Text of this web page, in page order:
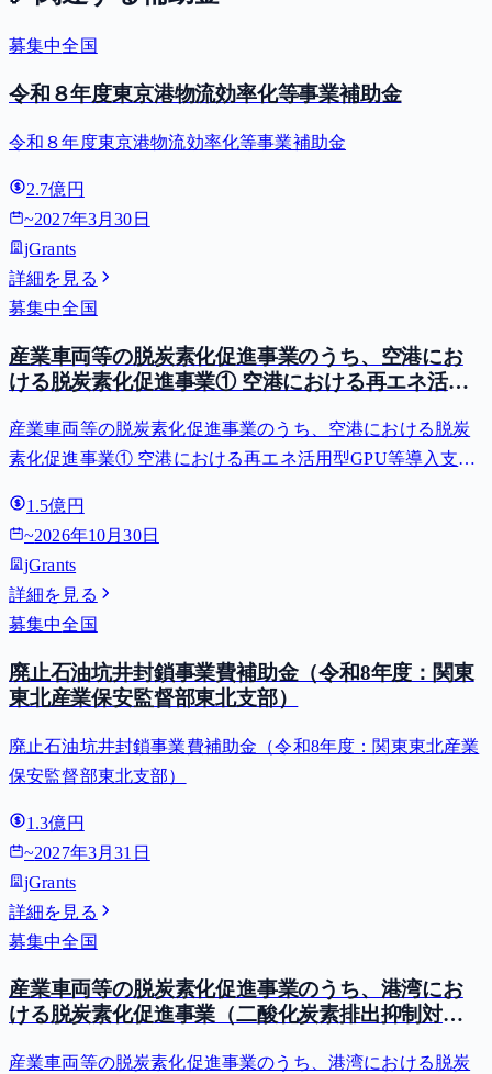
募集中全国
令和８年度東京港物流効率化等事業補助金
令和８年度東京港物流効率化等事業補助金
2.7億円
~2027年3月30日
jGrants
詳細を見る
募集中全国
産業車両等の脱炭素化促進事業のうち、空港にお
ける脱炭素化促進事業① 空港における再エネ活用
費等補助金）
産業車両等の脱炭素化促進事業のうち、空港における脱炭
素化促進事業① 空港における再エネ活用型GPU等導入支援
1.5億円
~2026年10月30日
jGrants
詳細を見る
募集中全国
廃止石油坑井封鎖事業費補助金（令和8年度：関東
東北産業保安監督部東北支部）
廃止石油坑井封鎖事業費補助金（令和8年度：関東東北産業
保安監督部東北支部）
1.3億円
~2027年3月31日
jGrants
詳細を見る
募集中全国
産業車両等の脱炭素化促進事業のうち、港湾にお
ける脱炭素化促進事業（二酸化炭素排出抑制対策
産業車両等の脱炭素化促進事業のうち、港湾における脱炭